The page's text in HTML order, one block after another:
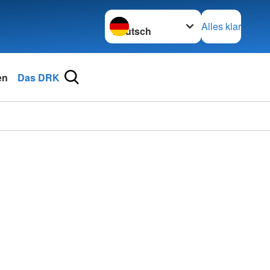
Sprache wechseln zu
Alles klar
Das DRK